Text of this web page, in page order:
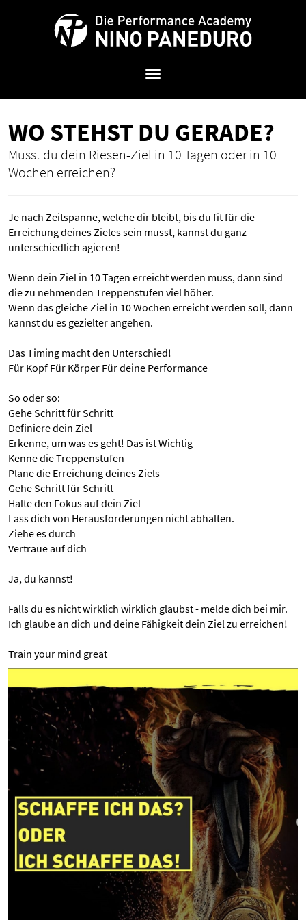
Toggle
WO STEHST DU GE­RA­DE?
Musst du dein Riesen-Ziel in 10 Tagen oder in 10
Wochen erreichen?
Je nach Zeitspanne, welche dir bleibt, bis du fit für die
Erreichung deines Zieles sein musst, kannst du ganz
unterschiedlich agieren!
Wenn dein Ziel in 10 Tagen erreicht werden muss, dann sind
die zu nehmenden Treppenstufen viel höher.
Wenn das gleiche Ziel in 10 Wochen erreicht werden soll, dann
kannst du es gezielter angehen.
Das Timing macht den Unterschied!
Für Kopf Für Körper Für deine Performance
So oder so:
Gehe Schritt für Schritt
Definiere dein Ziel
Erkenne, um was es geht! Das ist Wichtig
Kenne die Treppenstufen
Plane die Erreichung deines Ziels
Gehe Schritt für Schritt
Halte den Fokus auf dein Ziel
Lass dich von Herausforderungen nicht abhalten.
Ziehe es durch
Vertraue auf dich
Ja, du kannst!
Falls du es nicht wirklich wirklich glaubst - melde dich bei mir.
Ich glaube an dich und deine Fähigkeit dein Ziel zu erreichen!
Train your mind great